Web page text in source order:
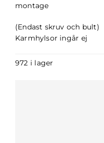
montage
(Endast skruv och bult)
Karmhylsor ingår ej
972 i lager